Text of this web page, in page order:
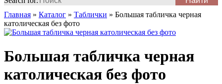
Главная » Каталог » Таблички » Большая табличка черная
католическая без фото
Большая табличка черная
католическая без фото